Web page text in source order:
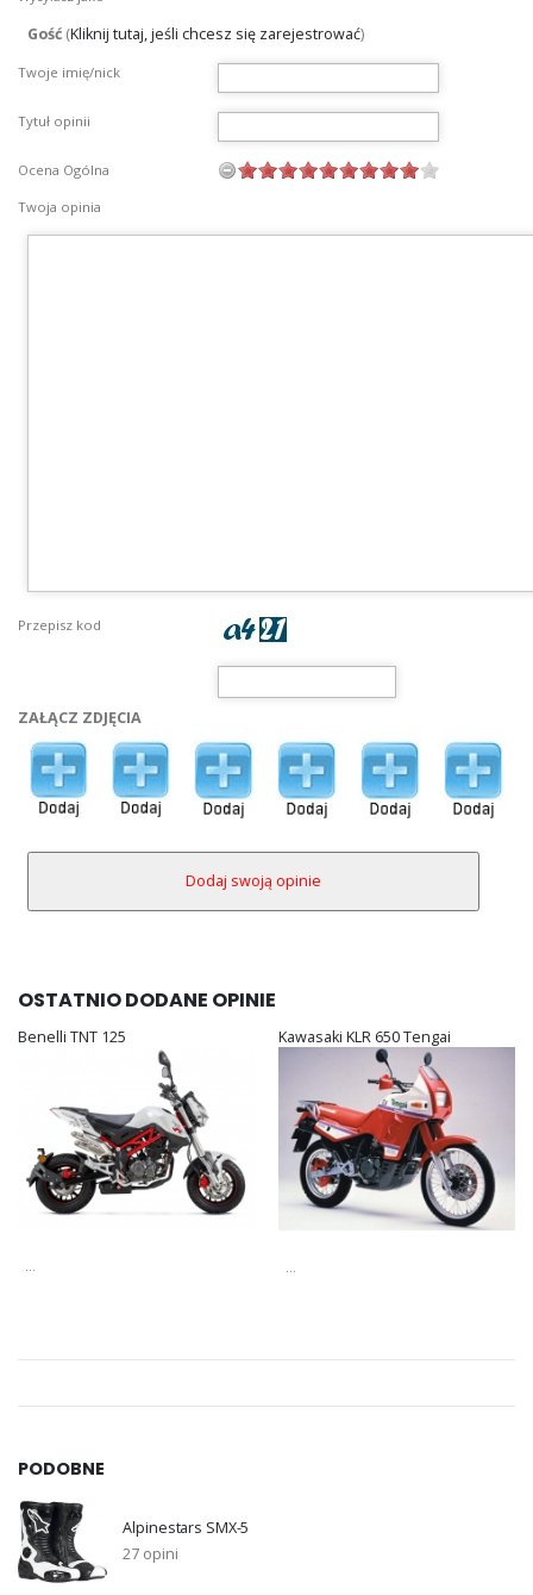
Gość (Kliknij tutaj, jeśli chcesz się zarejestrować)
Twoje imię/nick
Tytuł opinii
Ocena Ogólna
Twoja opinia
Przepisz kod
ZAŁĄCZ ZDJĘCIA
OSTATNIO DODANE OPINIE
Benelli TNT 125 Kawasaki KLR 650 Tengai
PODOBNE
Alpinestars SMX-5
27 opini